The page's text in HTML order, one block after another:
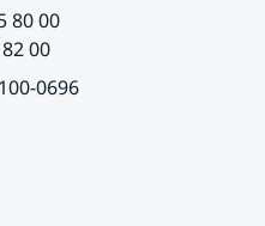
80 00
00
0696